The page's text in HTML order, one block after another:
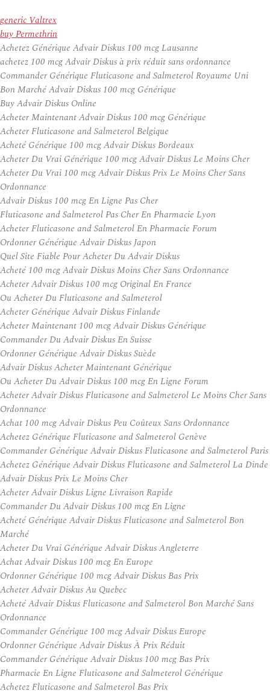
generic Valtrex
buy Permethrin
Achetez Générique Advair Diskus 100 mcg Lausanne
achetez 100 mcg Advair Diskus à prix réduit sans ordonnance
Commander Générique Fluticasone and Salmeterol Royaume Uni
Bon Marché Advair Diskus 100 mcg Générique
Buy Advair Diskus Online
Acheter Maintenant Advair Diskus 100 mcg Générique
Acheter Fluticasone and Salmeterol Belgique
Acheté Générique 100 mcg Advair Diskus Bordeaux
Acheter Du Vrai Générique 100 mcg Advair Diskus Le Moins Cher
Acheter Du Vrai 100 mcg Advair Diskus Prix Le Moins Cher Sans
Ordonnance
Advair Diskus 100 mcg En Ligne Pas Cher
Fluticasone and Salmeterol Pas Cher En Pharmacie Lyon
Acheter Fluticasone and Salmeterol En Pharmacie Forum
Ordonner Générique Advair Diskus Japon
Quel Site Fiable Pour Acheter Du Advair Diskus
Acheté 100 mcg Advair Diskus Moins Cher Sans Ordonnance
Acheter Advair Diskus 100 mcg Original En France
Ou Acheter Du Fluticasone and Salmeterol
Acheter Générique Advair Diskus Finlande
Acheter Maintenant 100 mcg Advair Diskus Générique
Commander Du Advair Diskus En Suisse
Ordonner Générique Advair Diskus Suède
Advair Diskus Acheter Maintenant Générique
Ou Acheter Du Advair Diskus 100 mcg En Ligne Forum
Acheter Advair Diskus Fluticasone and Salmeterol Le Moins Cher Sans
Ordonnance
Achat 100 mcg Advair Diskus Peu Coûteux Sans Ordonnance
Achetez Générique Fluticasone and Salmeterol Genève
Commander Générique Advair Diskus Fluticasone and Salmeterol Paris
Achetez Générique Advair Diskus Fluticasone and Salmeterol La Dinde
Advair Diskus Prix Le Moins Cher
Acheter Advair Diskus Ligne Livraison Rapide
Commander Du Advair Diskus 100 mcg En Ligne
Acheté Générique Advair Diskus Fluticasone and Salmeterol Bon
Marché
Acheter Du Vrai Générique Advair Diskus Angleterre
Achat Advair Diskus 100 mcg En Europe
Ordonner Générique 100 mcg Advair Diskus Bas Prix
Acheter Advair Diskus Au Quebec
Acheté Advair Diskus Fluticasone and Salmeterol Bon Marché Sans
Ordonnance
Commander Générique 100 mcg Advair Diskus Europe
Ordonner Générique Advair Diskus À Prix Réduit
Commander Générique Advair Diskus 100 mcg Bas Prix
Pharmacie En Ligne Fluticasone and Salmeterol Générique
Achetez Fluticasone and Salmeterol Bas Prix